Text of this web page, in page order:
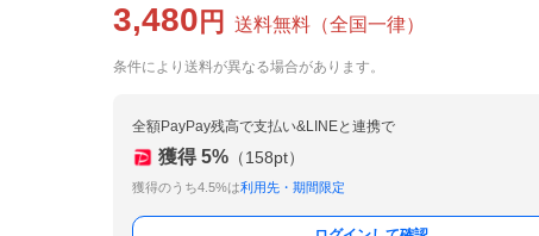
3,480 円 送料無料 （全国一律）
条件により送料が異なる場合があります。
全額PayPay残高で支払い&LINEと連携で
獲得 5% （158pt）
獲得のうち4.5%は利用先・期間限定